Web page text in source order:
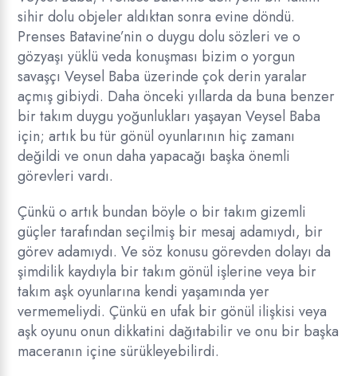
sihir dolu objeler aldıktan sonra evine döndü.
Prenses Batavine’nin o duygu dolu sözleri ve o
gözyaşı yüklü veda konuşması bizim o yorgun
savaşçı Veysel Baba üzerinde çok derin yaralar
açmış gibiydi. Daha önceki yıllarda da buna benzer
bir takım duygu yoğunlukları yaşayan Veysel Baba
için; artık bu tür gönül oyunlarının hiç zamanı
değildi ve onun daha yapacağı başka önemli
görevleri vardı.
Çünkü o artık bundan böyle o bir takım gizemli
güçler tarafından seçilmiş bir mesaj adamıydı, bir
görev adamıydı. Ve söz konusu görevden dolayı da
şimdilik kaydıyla bir takım gönül işlerine veya bir
takım aşk oyunlarına kendi yaşamında yer
vermemeliydi. Çünkü en ufak bir gönül ilişkisi veya
aşk oyunu onun dikkatini dağıtabilir ve onu bir başka
maceranın içine sürükleyebilirdi.